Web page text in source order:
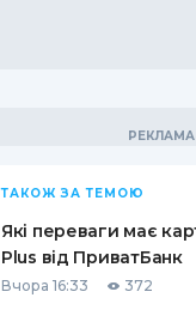
ТАКОЖ ЗА ТЕМОЮ
Які переваги має
Plus від ПриватБанк
Вчора 16:33 372